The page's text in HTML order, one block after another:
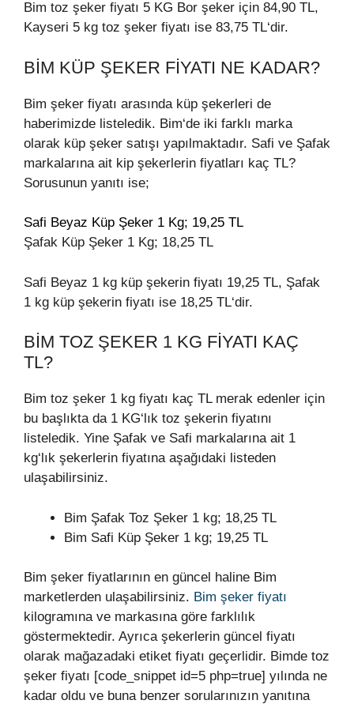
Bim toz şeker fiyatı 5 KG Bor şeker için 84,90 TL,
Kayseri 5 kg toz şeker fiyatı ise 83,75 TL‘dir.
BIM KÜP ŞEKER FIYATI NE KADAR?
Bim şeker fiyatı arasında küp şekerleri de
haberimizde listeledik. Bim‘de iki farklı marka
olarak küp şeker satışı yapılmaktadır. Safi ve Şafak
markalarına ait kip şekerlerin fiyatları kaç TL?
Sorusunun yanıtı ise;
Safi Beyaz Küp Şeker 1 Kg; 19,25 TL
Şafak Küp Şeker 1 Kg; 18,25 TL
Safi Beyaz 1 kg küp şekerin fiyatı 19,25 TL, Şafak
1 kg küp şekerin fiyatı ise 18,25 TL‘dir.
BIM TOZ ŞEKER 1 KG FIYATI KAÇ
TL?
Bim toz şeker 1 kg fiyatı kaç TL merak edenler için
bu başlıkta da 1 KG‘lık toz şekerin fiyatını
listeledik. Yine Şafak ve Safi markalarına ait 1
kg‘lık şekerlerin fiyatına aşağıdaki listeden
ulaşabilirsiniz.
Bim Şafak Toz Şeker 1 kg; 18,25 TL
Bim Safi Küp Şeker 1 kg; 19,25 TL
Bim şeker fiyatlarının en güncel haline Bim
marketlerden ulaşabilirsiniz. Bim şeker fiyatı
kilogramına ve markasına göre farklılık
göstermektedir. Ayrıca şekerlerin güncel fiyatı
olarak mağazadaki etiket fiyatı geçerlidir. Bimde toz
şeker fiyatı [code_snippet id=5 php=true] yılında ne
kadar oldu ve buna benzer sorularınızın yanıtına